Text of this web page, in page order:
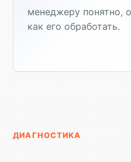
менеджеру понятно,
как его обработать.
ДИАГНОСТИКА